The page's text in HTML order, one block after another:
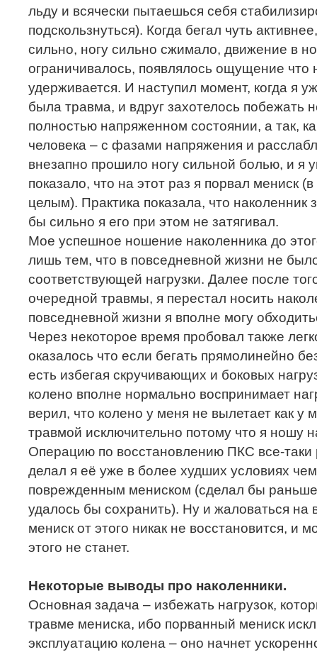
льду и всячески пытаешься себя
подскользнуться). Когда бегал чуть
сильно, ногу сильно сжимало, движение в
ограничивалось, появлялось ощущение что
удерживается. И наступил момент, когда я
была травма, и вдруг захотелось побежать
полностью напряженном состоянии, а так,
человека – с фазами напряжения и
внезапно прошило ногу сильной болью, и я
показало, что на этот раз я порвал мениск
целым). Практика показала, что наколенник
бы сильно я его при этом не затягивал.
Мое успешное ношение наколенника до
лишь тем, что в повседневной жизни не
соответствующей нагрузки. Далее после
очередной травмы, я перестал носить
повседневной жизни я вполне могу
Через некоторое время пробовал также
оказалось что если бегать прямолинейно
есть избегая скручивающих и боковых
колено вполне нормально воспринимает
верил, что колено у меня не вылетает как у
травмой исключительно потому что я ношу
Операцию по восстановлению ПКС все-таки
делал я её уже в более худших условиях
поврежденным мениском (сделал бы
удалось бы сохранить). Ну и жаловаться
мениск от этого никак не восстановится, и
этого не станет.
Некоторые выводы про наколенники.
Основная задача – избежать нагрузок,
травме мениска, ибо порванный мениск
эксплуатацию колена – оно начнет